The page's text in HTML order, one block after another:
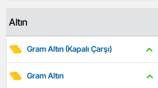
Altın
Gram Altın (Kapalı Çarşı)
Gram Altın